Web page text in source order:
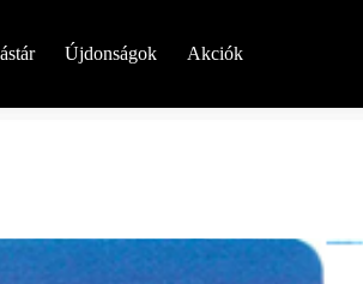
Újdonságok Akciók